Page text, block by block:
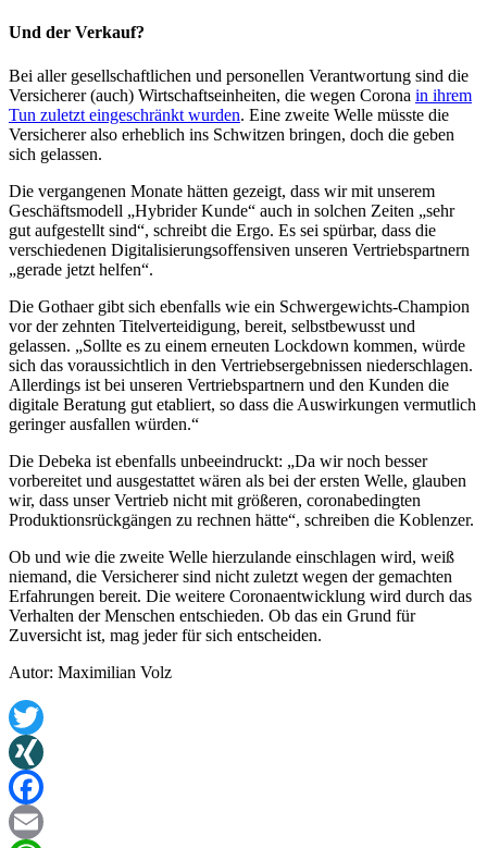
Und der Verkauf?
Bei aller gesellschaftlichen und personellen Verantwortung sind die
Versicherer (auch) Wirtschaftseinheiten, die wegen Corona in ihrem
Tun zuletzt eingeschränkt wurden. Eine zweite Welle müsste die
Versicherer also erheblich ins Schwitzen bringen, doch die geben
sich gelassen.
Die vergangenen Monate hätten gezeigt, dass wir mit unserem
Geschäftsmodell „Hybrider Kunde“ auch in solchen Zeiten „sehr
gut aufgestellt sind“, schreibt die Ergo. Es sei spürbar, dass die
verschiedenen Digitalisierungsoffensiven unseren Vertriebspartnern
„gerade jetzt helfen“.
Die Gothaer gibt sich ebenfalls wie ein Schwergewichts-Champion
vor der zehnten Titelverteidigung, bereit, selbstbewusst und
gelassen. „Sollte es zu einem erneuten Lockdown kommen, würde
sich das voraussichtlich in den Vertriebsergebnissen niederschlagen.
Allerdings ist bei unseren Vertriebspartnern und den Kunden die
digitale Beratung gut etabliert, so dass die Auswirkungen vermutlich
geringer ausfallen würden.“
Die Debeka ist ebenfalls unbeeindruckt: „Da wir noch besser
vorbereitet und ausgestattet wären als bei der ersten Welle, glauben
wir, dass unser Vertrieb nicht mit größeren, coronabedingten
Produktionsrückgängen zu rechnen hätte“, schreiben die Koblenzer.
Ob und wie die zweite Welle hierzulande einschlagen wird, weiß
niemand, die Versicherer sind nicht zuletzt wegen der gemachten
Erfahrungen bereit. Die weitere Coronaentwicklung wird durch das
Verhalten der Menschen entschieden. Ob das ein Grund für
Zuversicht ist, mag jeder für sich entscheiden.
Autor: Maximilian Volz
Twitter
XING
Facebook